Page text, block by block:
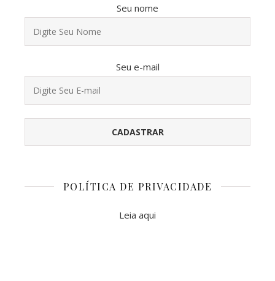
Seu nome
Seu e-mail
POLÍTICA DE PRIVACIDADE
Leia aqui